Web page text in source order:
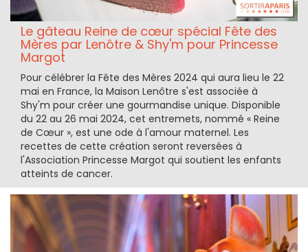
Le gâteau Reine de cœur spécial Fête des
Mères par Lenôtre & Shy'm pour Princesse
Margot
Pour célébrer la Fête des Mères 2024 qui aura lieu le 22
mai en France, la Maison Lenôtre s'est associée à
Shy'm pour créer une gourmandise unique. Disponible
du 22 au 26 mai 2024, cet entremets, nommé « Reine
de Cœur », est une ode à l'amour maternel. Les
recettes de cette création seront reversées à
l'Association Princesse Margot qui soutient les enfants
atteints de cancer.